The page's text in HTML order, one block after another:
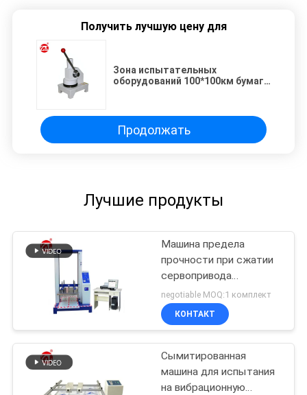
Получить лучшую цену для
Зона испытательных
оборудований 100*100км бумаги
Продолжать
Лучшие продукты
Машина предела
прочности при сжатии
сервопривода
компьютера
общеэкранная
упаковывая испытывая
negotiable MOQ:1 комплект
КОНТАКТ
Сымитированная
машина для испытания
на вибрационную